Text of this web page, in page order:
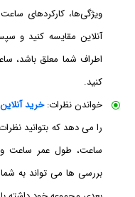
ویژگی‌ها، کارکردهای
آنلاین مقایسه کنید و
اطراف شما معلق باشد،
کنید.
خواندن نظرات:خرید
را می دهد که بتوانید
ساعت، طول عمر ساعت و
بررسی ها می تواند به